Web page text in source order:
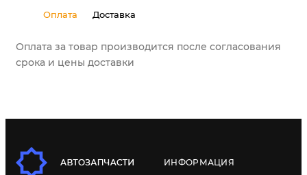
Оплата Доставка
Оплата за товар производится после согласования
срока и цены доставки
ИНФОРМАЦИЯ